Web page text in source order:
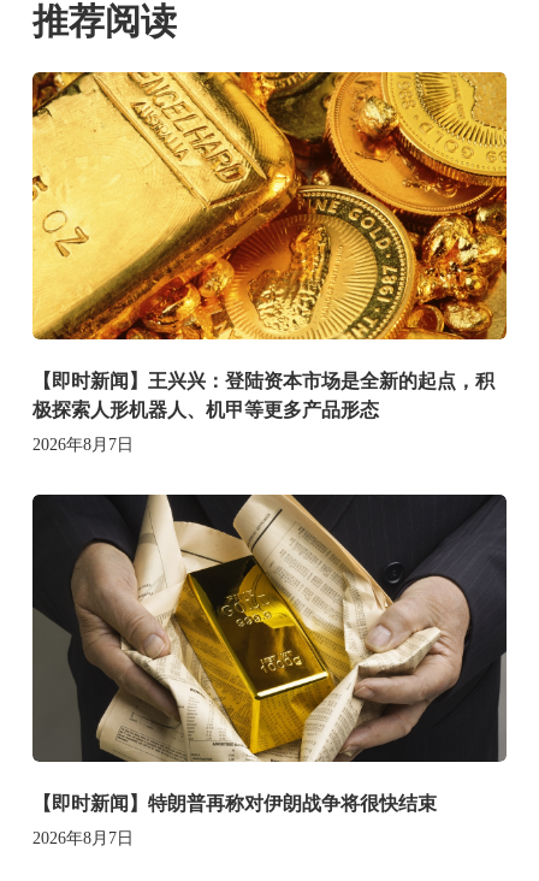
推荐阅读
【即时新闻】王兴兴：登陆资本市场是全新的起点，积
极探索人形机器人、机甲等更多产品形态
2026年8月7日
【即时新闻】特朗普再称对伊朗战争将很快结束
2026年8月7日